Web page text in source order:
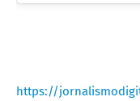
https://